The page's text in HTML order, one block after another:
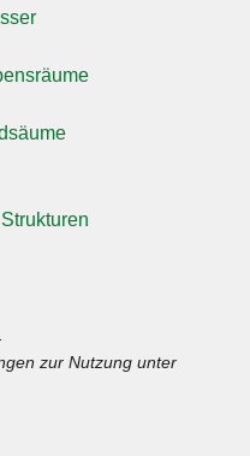
zur Nutzung unter